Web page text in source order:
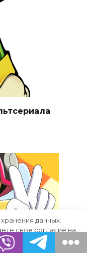
данных.
свое согласие на
OK